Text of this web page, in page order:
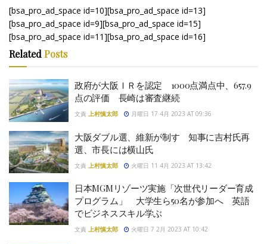
[bsa_pro_ad_space id=10][bsa_pro_ad_space id=13]
[bsa_pro_ad_space id=9][bsa_pro_ad_space id=15]
[bsa_pro_ad_space id=11][bsa_pro_ad_space id=16]
RelatedPosts
政府が大阪ＩＲを認定 1000点満点中、657.9
点の評価 長崎は審査継続
文責 上村慎太郎 月曜日 17 4月 2023 AT 09:36
大阪ダブル選、維新が制す 知事に吉村氏再
選、市長には横山氏
文責 上村慎太郎 火曜日 11 4月 2023 AT 13:42
日本MGMリゾーツ実施「次世代リーダー育成
プログラム」 大学生ら50名が参加へ 英語
でビジネススキル学ぶ
文責 上村慎太郎 火曜日 7 2月 2023 AT 10:42